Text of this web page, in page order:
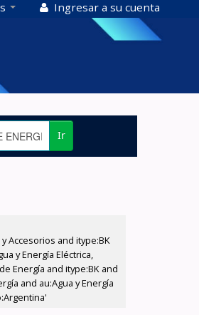
Ingresar a su cuenta
Ir
Accesorios and itype:BK
y Energía Eléctrica,
Energía and itype:BK and
and au:Agua y Energía